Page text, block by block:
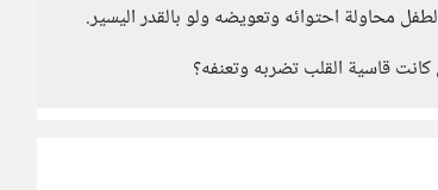
محاولة احتوائه وتعويضه ولو بالقدر اليسير.
قاسية القلب تضربه وتعنفه؟